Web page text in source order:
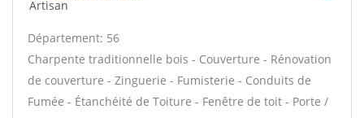
Artisan
Département: 56
Charpente traditionnelle bois - Couverture - Rénovation
de couverture - Zinguerie - Fumisterie - Conduits de
Fumée - Étanchéité de Toiture - Fenêtre de toit - Porte /